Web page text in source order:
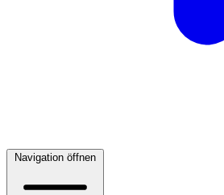
Navigation öffnen